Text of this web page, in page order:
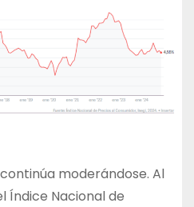
moderándose. Al
Índice Nacional de